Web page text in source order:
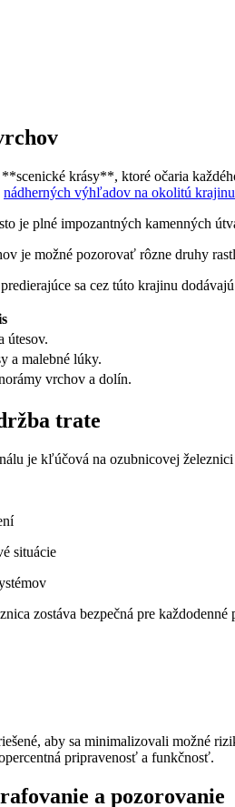
krásy**, ktoré očaria
nádherných výhľadov na okolitú krajinu
je plné impozantných kamenných
je možné pozorovať rôzne druhy
sa cez túto krajinu
útesov.
a malebné lúky.
vrchov a dolín.
trate
je kľúčová na ozubnicovej
situácie
zostáva bezpečná pre každodenné
aby sa minimalizovali možné
pripravenosť a funkčnosť.
a pozorovanie